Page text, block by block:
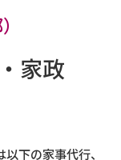
家政
下の家事代行、